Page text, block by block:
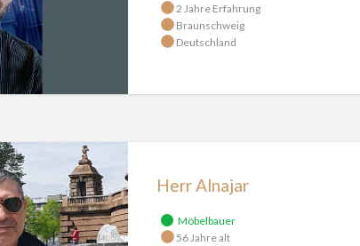
2 Jahre Erfahrung
Braunschweig
Deutschland
Herr Alnajar
Möbelbauer
56 Jahre alt